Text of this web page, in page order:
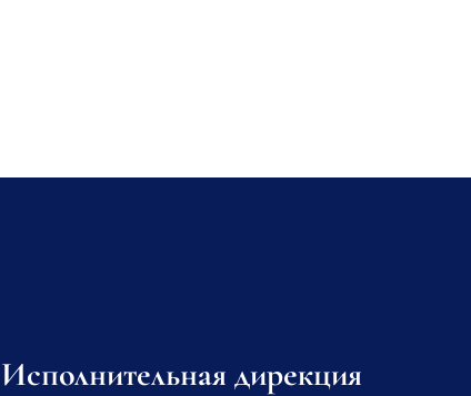
Исполнительная дирекция